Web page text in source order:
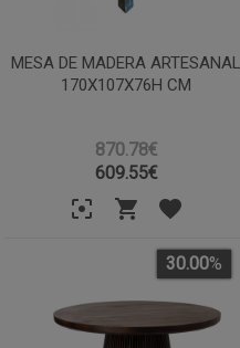
MESA DE MADERA ARTESANAL
170X107X76H CM
870.78€
609.55€
30.00%